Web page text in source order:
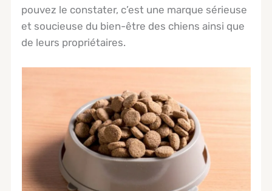
pouvez le constater, c’est une marque sérieuse
et soucieuse du bien-être des chiens ainsi que
de leurs propriétaires.